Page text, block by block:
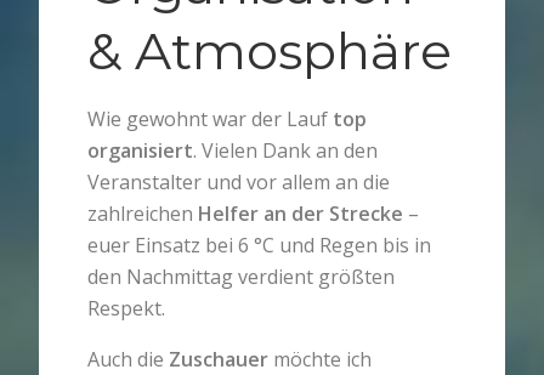
& Atmosphäre
Wie gewohnt war der Lauf top
organisiert. Vielen Dank an den
Veranstalter und vor allem an die
zahlreichen Helfer an der Strecke –
euer Einsatz bei 6 °C und Regen bis in
den Nachmittag verdient größten
Respekt.
Auch die Zuschauer möchte ich